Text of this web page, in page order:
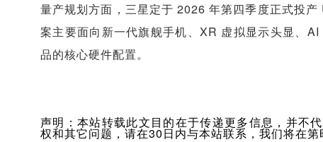
量产规划方面，三星定于 2026 年第四季度正式投
案主要面向新一代旗舰手机、XR 虚拟显示头显、
品的核心硬件配置。
声明：本站转载此文目的在于传递更多信息，并不
权和其它问题，请在30日内与本站联系，我们将在